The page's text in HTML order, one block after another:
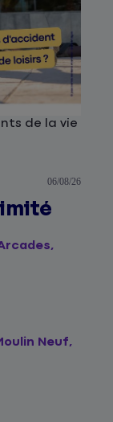
de la vie
06/08/26
Neuf,